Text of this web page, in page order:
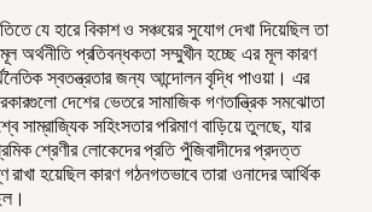
যে হারে বিকাশ ও সঞ্চয়ের সুযোগ দেখা দিয়েছিল তা
অর্থনীতি প্রতিবন্ধকতা সম্মুখীন হচ্ছে এর মূল কারণ
স্বতন্ত্রতার জন্য আন্দোলন বৃদ্ধি পাওয়া। এর
দেশের ভেতরে সামাজিক গণতান্ত্রিক সমঝোতা
সাম্রাজ্যিক সহিংসতার পরিমাণ বাড়িয়ে তুলছে, যার
শ্রেণীর লোকেদের প্রতি পুঁজিবাদীদের প্রদত্ত
রাখা হয়েছিল কারণ গঠনগতভাবে তারা ওনাদের আর্থিক